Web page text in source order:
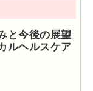
と今後の展望
ルヘルスケア